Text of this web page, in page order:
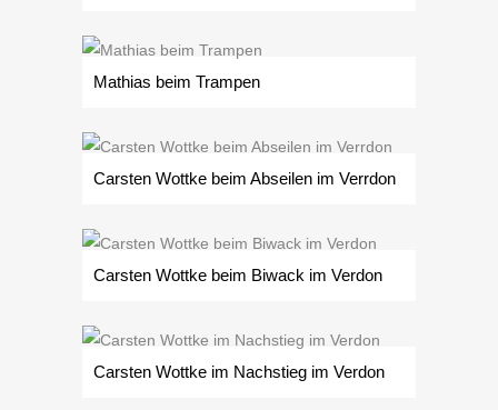
Mathias beim Trampen
Carsten Wottke beim Abseilen im Verrdon
Carsten Wottke beim Biwack im Verdon
Carsten Wottke im Nachstieg im Verdon